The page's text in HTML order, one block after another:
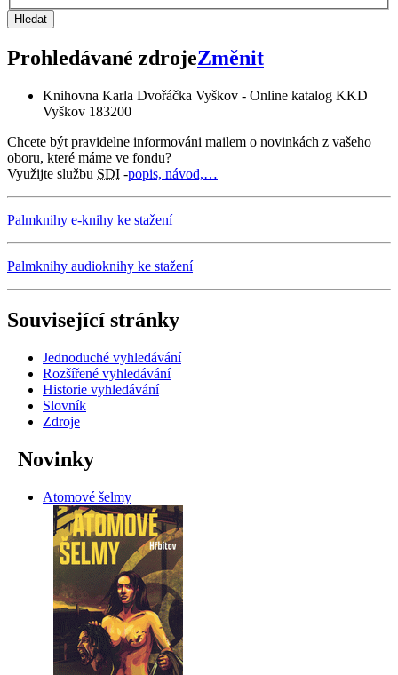
Hledat
Prohledávané zdrojeZměnit
Knihovna Karla Dvořáčka Vyškov - Online katalog KKD
Vyškov 183200
Chcete být pravidelne informováni mailem o novinkách z vašeho
oboru, které máme ve fondu?
Využijte službu SDI -popis, návod,…
Palmknihy e-knihy ke stažení
Palmknihy audioknihy ke stažení
Související stránky
Jednoduché vyhledávání
Rozšířené vyhledávání
Historie vyhledávání
Slovník
Zdroje
Novinky
Atomové šelmy